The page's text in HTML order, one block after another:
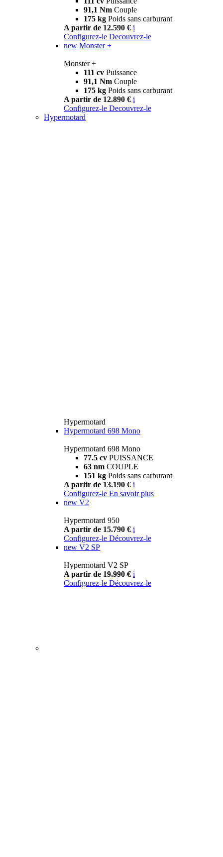
91,1 Nm Couple
175 kg Poids sans carburant
A partir de 12.590 € i
Configurez-le Decouvrez-le
new Monster +
Monster +
111 cv Puissance
91,1 Nm Couple
175 kg Poids sans carburant
A partir de 12.890 € i
Configurez-le Decouvrez-le
Hypermotard
Hypermotard
Hypermotard 698 Mono
Hypermotard 698 Mono
77.5 cv PUISSANCE
63 nm COUPLE
151 kg Poids sans carburant
A partir de 13.190 € i
Configurez-le En savoir plus
new V2
Hypermotard 950
A partir de 15.790 € i
Configurez-le Découvrez-le
new V2 SP
Hypermotard V2 SP
A partir de 19.990 € i
Configurez-le Découvrez-le